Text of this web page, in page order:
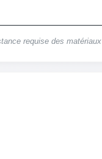
requise des matériaux